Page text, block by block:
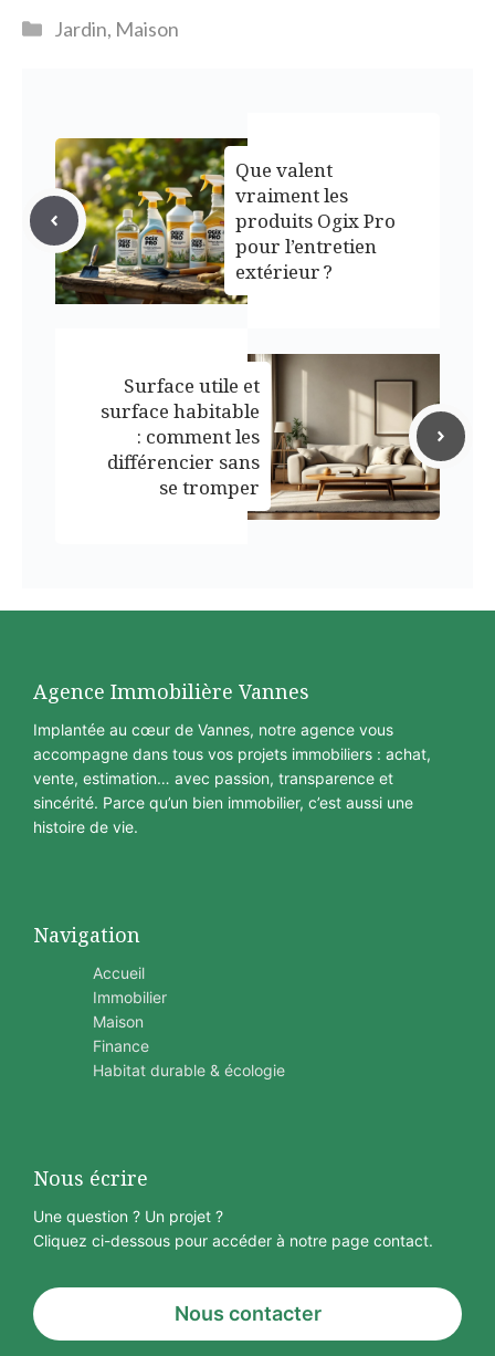
Catégories
Jardin, Maison
Que valent
vraiment les
produits Ogix Pro
pour l’entretien
extérieur ?
Surface utile et
surface habitable
: comment les
différencier sans
se tromper
Agence Immobilière Vannes
Implantée au cœur de Vannes, notre agence vous
accompagne dans tous vos projets immobiliers : achat,
vente, estimation… avec passion, transparence et
sincérité. Parce qu’un bien immobilier, c’est aussi une
histoire de vie.
Navigation
Accueil
Immobilier
Maison
Finance
Habitat durable & écologie
Nous écrire
Une question ? Un projet ?
Cliquez ci-dessous pour accéder à notre page contact.
Nous contacter